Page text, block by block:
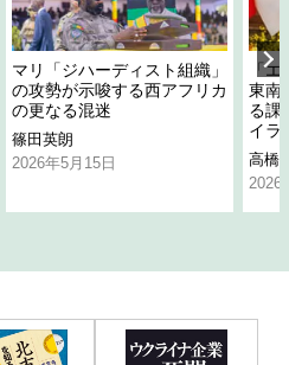
マリ「ジハーディスト組織」
の攻勢が示唆する西アフリカ
の更なる混迷
篠田英朗
2026年5月15日
「
東南
る課
イラ
高橋
2026